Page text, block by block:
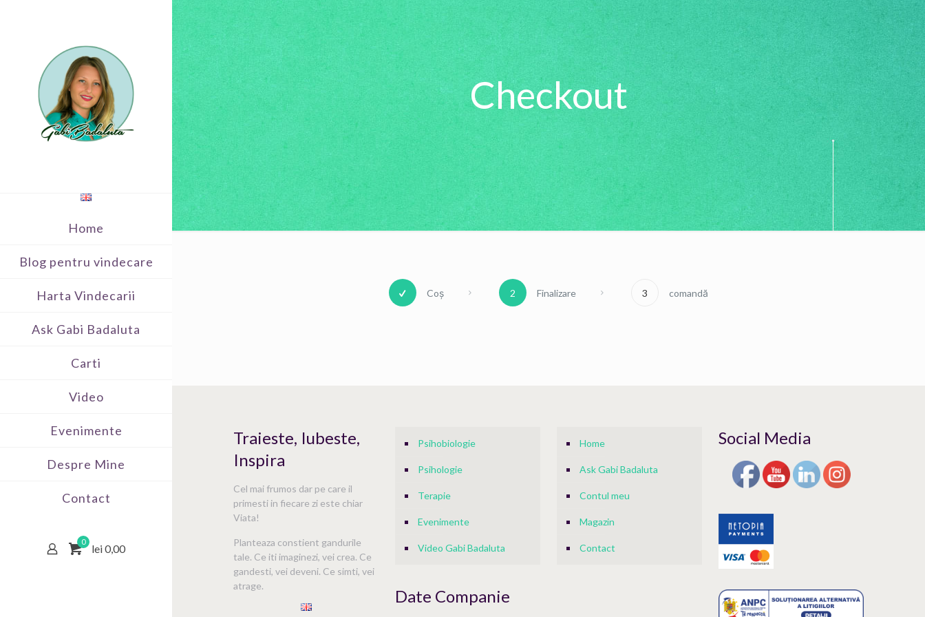
Home
Blog pentru vindecare
Harta Vindecarii
Ask Gabi Badaluta
Carti
Video
Evenimente
Despre Mine
Contact
0
lei 0,00
Checkout
Coș 2 Finalizare 3 comandă
Traieste, Iubeste,
Inspira
Cel mai frumos dar pe care il
primesti in fiecare zi este chiar
Viata!
Planteaza constient gandurile
tale. Ce iti imaginezi, vei crea. Ce
gandesti, vei deveni. Ce simti, vei
atrage.
Psihobiologie
Psihologie
Terapie
Evenimente
Video Gabi Badaluta
Date Companie
Home
Ask Gabi Badaluta
Contul meu
Magazin
Contact
Social Media